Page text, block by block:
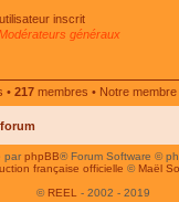
inscrit
généraux
• 217 membres • Notre
parphpBB® Forum Software ©
française officielle © Maël
© REEL - 2002 - 2019